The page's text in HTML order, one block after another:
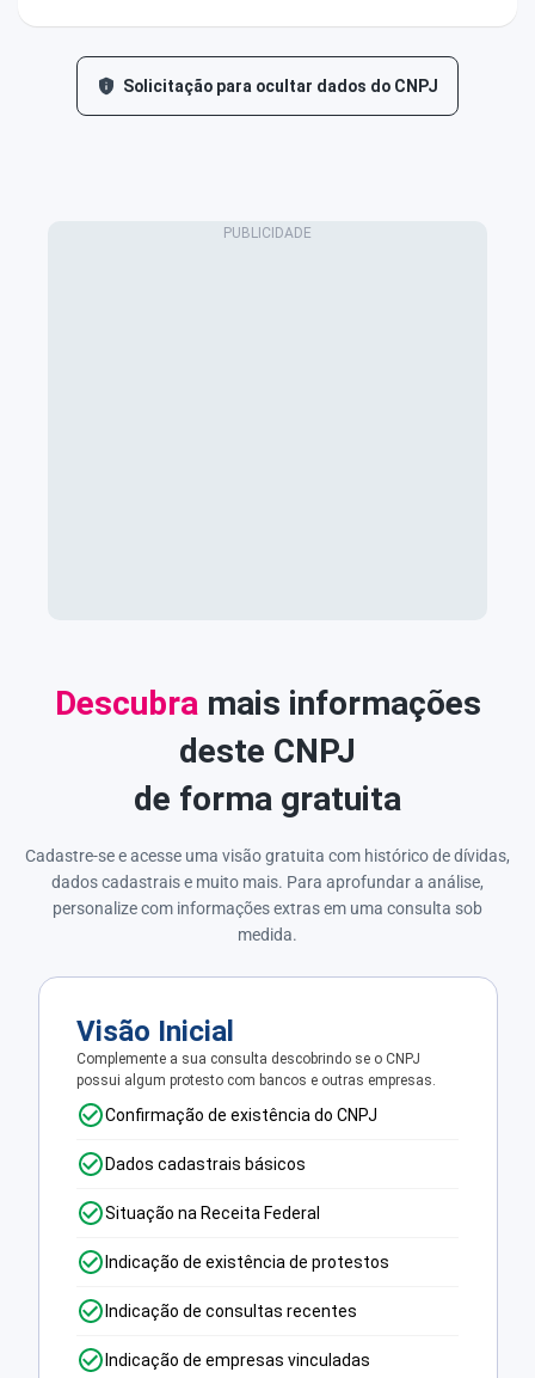
Solicitação para ocultar dados do CNPJ
Descubra mais informações
deste CNPJ
de forma gratuita
Cadastre-se e acesse uma visão gratuita com histórico de dívidas,
dados cadastrais e muito mais. Para aprofundar a análise,
personalize com informações extras em uma consulta sob
medida.
Visão Inicial
Complemente a sua consulta descobrindo se o CNPJ
possui algum protesto com bancos e outras empresas.
Confirmação de existência do CNPJ
Dados cadastrais básicos
Situação na Receita Federal
Indicação de existência de protestos
Indicação de consultas recentes
Indicação de empresas vinculadas